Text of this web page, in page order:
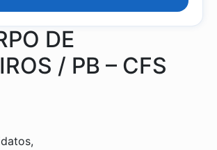
DE
/ PB – CFS